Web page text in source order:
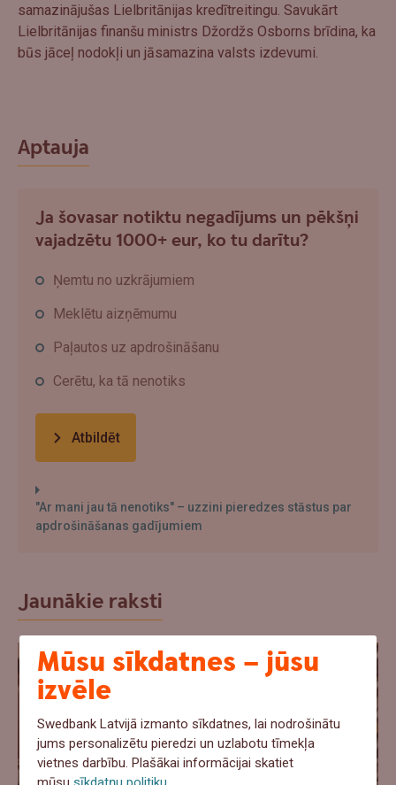
samazinājušas Lielbritānijas kredītreitingu. Savukārt
Lielbritānijas finanšu ministrs Džordžs Osborns brīdina, ka
būs jāceļ nodokļi un jāsamazina valsts izdevumi.
Aptauja
Ja šovasar notiktu negadījums un pēkšņi
vajadzētu 1000+ eur, ko tu darītu?
Ņemtu no uzkrājumiem
Meklētu aizņēmumu
Paļautos uz apdrošināšanu
Cerētu, ka tā nenotiks
Atbildēt
"Ar mani jau tā nenotiks" – uzzini pieredzes stāstus par
apdrošināšanas gadījumiem
Jaunākie raksti
Mūsu sīkdatnes – jūsu
izvēle
Swedbank Latvijā izmanto sīkdatnes, lai nodrošinātu
jums personalizētu pieredzi un uzlabotu tīmekļa
vietnes darbību. Plašākai informācijai skatiet